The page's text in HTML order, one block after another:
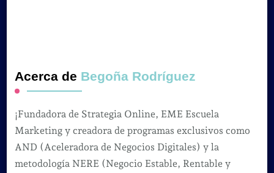
Acerca de Begoña Rodríguez
¡Fundadora de Strategia Online, EME Escuela
Marketing y creadora de programas exclusivos como
AND (Aceleradora de Negocios Digitales) y la
metodología NERE (Negocio Estable, Rentable y